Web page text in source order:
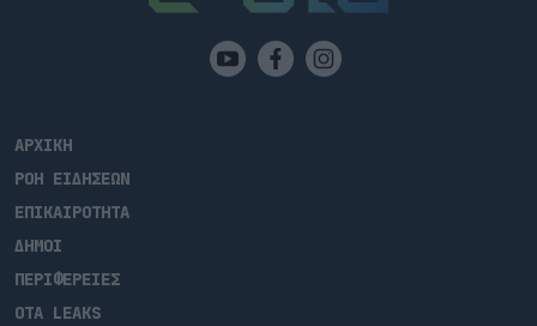
ΑΡΧΙΚΗ
ΡΟΗ ΕΙΔΗΣΕΩΝ
ΕΠΙΚΑΙΡΟΤΗΤΑ
ΔΗΜΟΙ
ΠΕΡΙΦΕΡΕΙΕΣ
OTA LEAKS